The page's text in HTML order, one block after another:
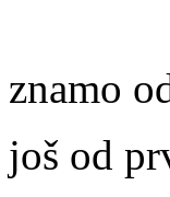
znamo
još od